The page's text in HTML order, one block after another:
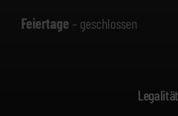
Feiertage – geschlossen
Legalität